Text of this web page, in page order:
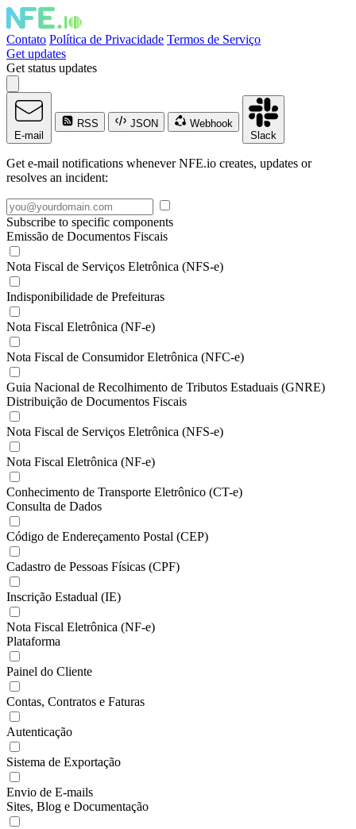
Contato Política de Privacidade Termos de Serviço
Get updates
Get status updates
E-mail
RSS JSON
Webhook
Slack
Get e-mail notifications whenever NFE.io creates, updates or
resolves an incident:
Subscribe to specific components
Emissão de Documentos Fiscais
Nota Fiscal de Serviços Eletrônica (NFS-e)
Indisponibilidade de Prefeituras
Nota Fiscal Eletrônica (NF-e)
Nota Fiscal de Consumidor Eletrônica (NFC-e)
Guia Nacional de Recolhimento de Tributos Estaduais (GNRE)
Distribuição de Documentos Fiscais
Nota Fiscal de Serviços Eletrônica (NFS-e)
Nota Fiscal Eletrônica (NF-e)
Conhecimento de Transporte Eletrônico (CT-e)
Consulta de Dados
Código de Endereçamento Postal (CEP)
Cadastro de Pessoas Físicas (CPF)
Inscrição Estadual (IE)
Nota Fiscal Eletrônica (NF-e)
Plataforma
Painel do Cliente
Contas, Contratos e Faturas
Autenticação
Sistema de Exportação
Envio de E-mails
Sites, Blog e Documentação